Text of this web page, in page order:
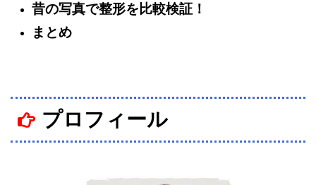
昔の写真で整形を比較検証！
まとめ
プロフィール